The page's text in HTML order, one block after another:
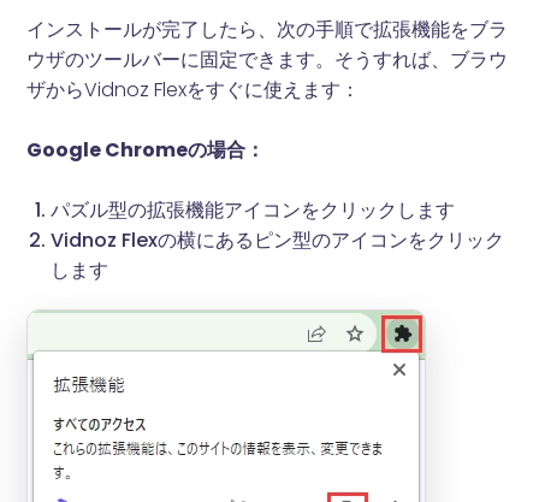
インストールが完了したら、次の手順で拡張機能をブラ
ウザのツールバーに固定できます。そうすれば、ブラウ
ザからVidnoz Flexをすぐに使えます：
Google Chromeの場合：
パズル型の拡張機能アイコンをクリックします
Vidnoz Flexの横にあるピン型のアイコンをクリック
します